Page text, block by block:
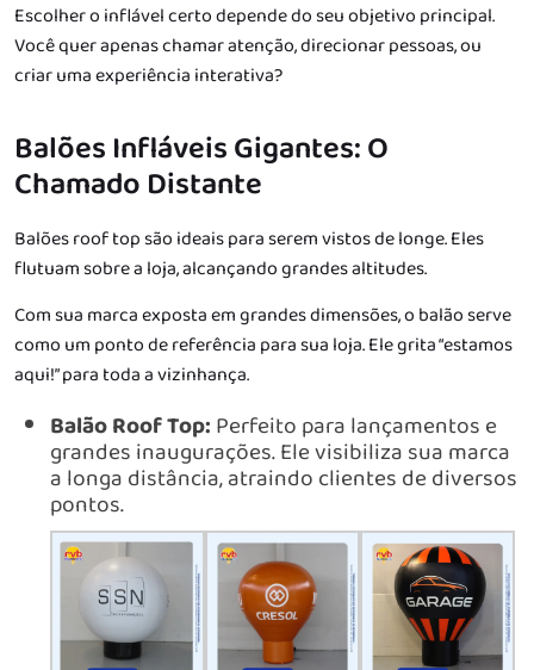
Escolher o inflável certo depende do seu objetivo principal.
Você quer apenas chamar atenção, direcionar pessoas, ou
criar uma experiência interativa?
Balões Infláveis Gigantes: O
Chamado Distante
Balões roof top são ideais para serem vistos de longe. Eles
flutuam sobre a loja, alcançando grandes altitudes.
Com sua marca exposta em grandes dimensões, o balão serve
como um ponto de referência para sua loja. Ele grita “estamos
aqui!” para toda a vizinhança.
Balão Roof Top:Perfeito para lançamentos e
grandes inaugurações. Ele visibiliza sua marca
a longa distância, atraindo clientes de diversos
pontos.